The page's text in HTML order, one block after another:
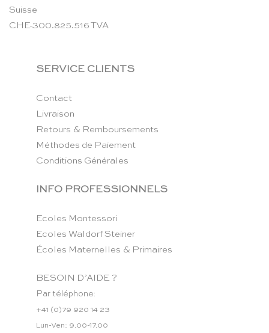
Suisse
CHE-300.825.516 TVA
SERVICE CLIENTS
Contact
Livraison
Retours & Remboursements
Méthodes de Paiement
Conditions Générales
INFO PROFESSIONNELS
Ecoles Montessori
Ecoles Waldorf Steiner
Écoles Maternelles & Primaires
BESOIN D’AIDE ?
Par téléphone:
+41 (0)79 920 14 23
Lun-Ven: 9.00-17.00